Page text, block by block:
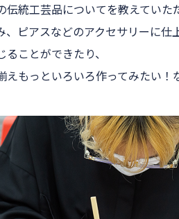
伝統工芸品についてを教えていた
、ピアスなどのアクセサリーに仕
ことができたり、
えもっといろいろ作ってみたい！